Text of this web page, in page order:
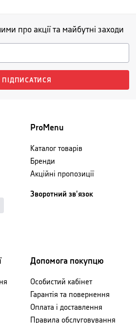
про акції та майбутні заходи
ПІДПИСАТИСЯ
ProMenu
Каталог товарів
Бренди
Акційні пропозиції
Зворотний зв'язок
Допомога покупцю
Особистий кабінет
Гарантія та повернення
Оплата і доставлення
Правила обслуговування